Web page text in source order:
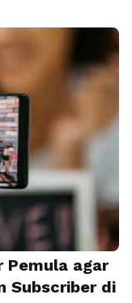
kita melakukan
menghambat
beberapa
pemula.
adalah kurangnya
Pemula agar
Subscriber di